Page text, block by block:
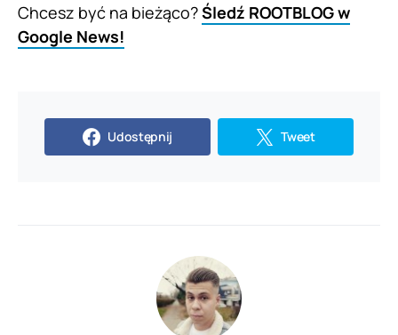
Chcesz być na bieżąco?Śledź ROOTBLOG w
Google News!
Udostępnij Tweet